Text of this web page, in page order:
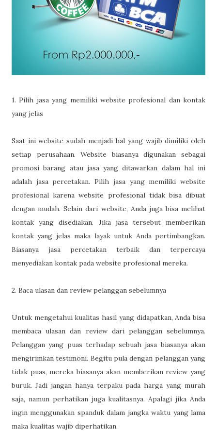
1. Pilih jasa yang memiliki website profesional dan kontak
yang jelas
Saat ini website sudah menjadi hal yang wajib dimiliki oleh
setiap perusahaan. Website biasanya digunakan sebagai
promosi barang atau jasa yang ditawarkan dalam hal ini
adalah jasa percetakan. Pilih jasa yang memiliki website
profesional karena website profesional tidak bisa dibuat
dengan mudah. Selain dari website, Anda juga bisa melihat
kontak yang disediakan. Jika jasa tersebut memberikan
kontak yang jelas maka layak untuk Anda pertimbangkan.
Biasanya jasa percetakan terbaik dan terpercaya
menyediakan kontak pada website profesional mereka.
2. Baca ulasan dan review pelanggan sebelumnya
Untuk mengetahui kualitas hasil yang didapatkan, Anda bisa
membaca ulasan dan review dari pelanggan sebelumnya.
Pelanggan yang puas terhadap sebuah jasa biasanya akan
mengirimkan testimoni. Begitu pula dengan pelanggan yang
tidak puas, mereka biasanya akan memberikan review yang
buruk. Jadi jangan hanya terpaku pada harga yang murah
saja, namun perhatikan juga kualitasnya. Apalagi jika Anda
ingin menggunakan spanduk dalam jangka waktu yang lama
maka kualitas wajib diperhatikan.